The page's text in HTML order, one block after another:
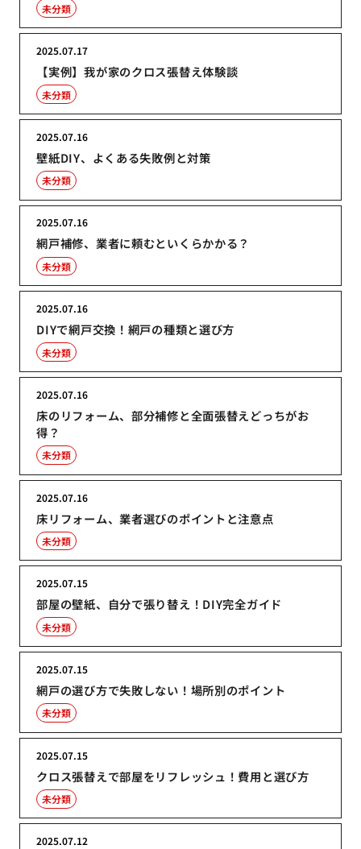
未分類
【実例】我が家のクロス張替え体験談
2025.07.17
未分類
壁紙DIY、よくある失敗例と対策
2025.07.16
未分類
網戸補修、業者に頼むといくらかかる？
2025.07.16
未分類
DIYで網戸交換！網戸の種類と選び方
2025.07.16
未分類
床のリフォーム、部分補修と全面張替えどっちがお
得？
2025.07.16
未分類
床リフォーム、業者選びのポイントと注意点
2025.07.16
未分類
部屋の壁紙、自分で張り替え！DIY完全ガイド
2025.07.15
未分類
網戸の選び方で失敗しない！場所別のポイント
2025.07.15
未分類
クロス張替えで部屋をリフレッシュ！費用と選び方
2025.07.15
未分類
2025.07.12